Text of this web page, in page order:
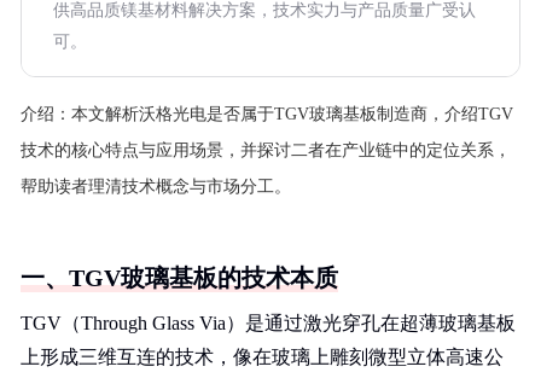
供高品质镁基材料解决方案，技术实力与产品质量广受认
可。
介绍： 本文解析沃格光电是否属于TGV玻璃基板制造商，介绍TGV
技术的核心特点与应用场景，并探讨二者在产业链中的定位关系，
帮助读者理清技术概念与市场分工。
一、TGV玻璃基板的技术本质
TGV（Through Glass Via）是通过激光穿孔在超薄玻璃基板
上形成三维互连的技术，像在玻璃上雕刻微型立体高速公